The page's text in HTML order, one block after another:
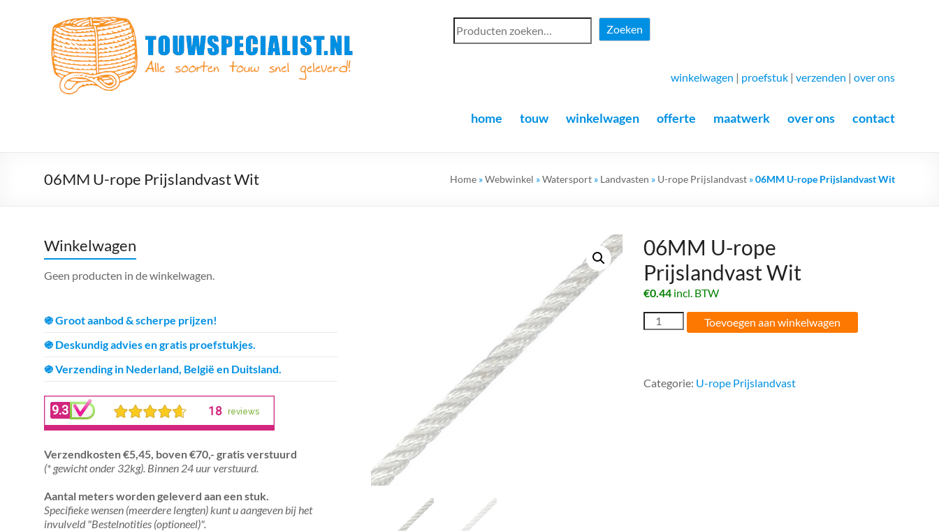
Touwspecialist.nl
Touwspecialist.nl,
het
adres
en
goed
Zoeken
winkelwagen | proefstuk | verzenden | over ons
home touw winkelwagen offerte maatwerk over ons contact
06MM U-rope Prijslandvast Wit Home »Webwinkel »Watersport » Landvasten » U-rope Prijslandvast »06MM U-rope Prijslandvast Wit
06MM U-rope
Prijslandvast Wit
€0.44 incl. BTW
06MM
U-
aantal
Toevoegen aan winkelwagen
Categorie: U-rope Prijslandvast
Winkelwagen
Geen producten in de winkelwagen.
֍ Groot aanbod & scherpe prijzen!
֍ Deskundig advies en gratis proefstukjes.
֍ Verzending in Nederland, België en Duitsland.
Verzendkosten €5,45, boven €70,- gratis verstuurd
(* gewicht onder 32kg). Binnen 24 uur verstuurd.
Aantal meters worden geleverd aan een stuk.
Specifieke wensen (meerdere lengten) kunt u aangeven bij het
invulveld "Bestelnotities (optioneel)".